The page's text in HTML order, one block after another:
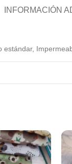
INFORMACIÓN
estándar,